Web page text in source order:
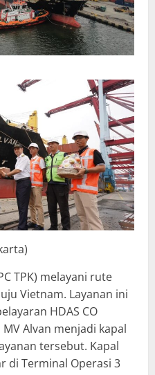
TPK) melayani rute
Vietnam. Layanan ini
HDAS CO
Alvan menjadi kapal
tersebut. Kapal
di Terminal Operasi 3